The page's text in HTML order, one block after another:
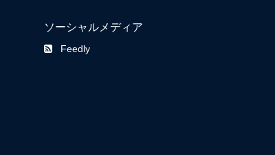
ソーシャルメディア
Feedly